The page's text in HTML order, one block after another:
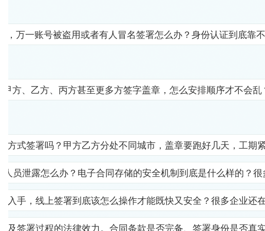
万一账号被盗用或者有人冒名签署怎么办？身份认证到底
方、乙方、丙方甚至更多方签字盖章，怎么安排顺序才不会
方式签署吗？甲方乙方分处不同城市，盖章要跑好几天，工
员泄露怎么办？电子合同存储的安全机制到底是什么样的
入手，线上签署到底该怎么操作才能既快又安全？很多企业
签署过程的法律效力。合同条款是否完备、签署身份是否